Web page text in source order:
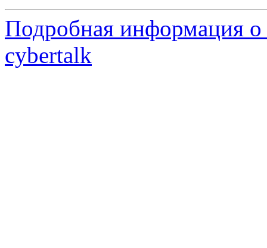
Подробная информация о
cybertalk